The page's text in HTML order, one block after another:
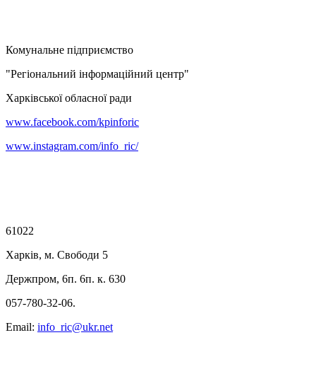
Комунальне підприємство
"Регіональний інформаційний центр"
Харківської обласної ради
www.facebook.com/kpinforic
www.instagram.com/info_ric/
61022
Харків, м. Свободи 5
Держпром, 6п. 6п. к. 630
057-780-32-06.
Email: info_ric@ukr.net